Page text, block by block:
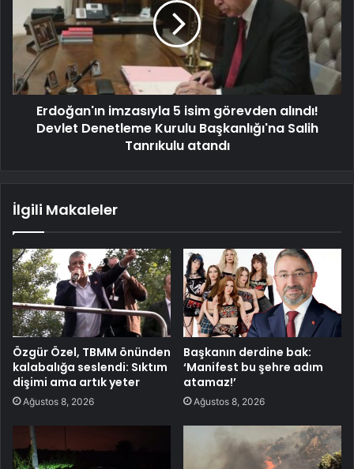
Erdoğan'ın imzasıyla 5 isim görevden alındı!
Devlet Denetleme Kurulu Başkanlığı'na Salih
Tanrıkulu atandı
İlgili Makaleler
Özgür Özel, TBMM önünden
kalabalığa seslendi: Sıktım
dişimi ama artık yeter
Ağustos 8, 2026
Başkanın derdine bak:
‘Manifest bu şehre adım
atamaz!’
Ağustos 8, 2026